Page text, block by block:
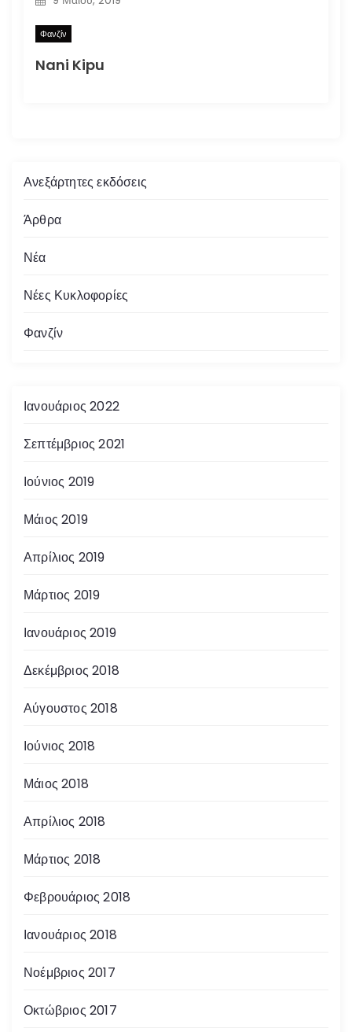
Φανζίν
Nani Kipu
Ανεξάρτητες εκδόσεις
Άρθρα
Νέα
Νέες Κυκλοφορίες
Φανζίν
Ιανουάριος 2022
Σεπτέμβριος 2021
Ιούνιος 2019
Μάιος 2019
Απρίλιος 2019
Μάρτιος 2019
Ιανουάριος 2019
Δεκέμβριος 2018
Αύγουστος 2018
Ιούνιος 2018
Μάιος 2018
Απρίλιος 2018
Μάρτιος 2018
Φεβρουάριος 2018
Ιανουάριος 2018
Νοέμβριος 2017
Οκτώβριος 2017